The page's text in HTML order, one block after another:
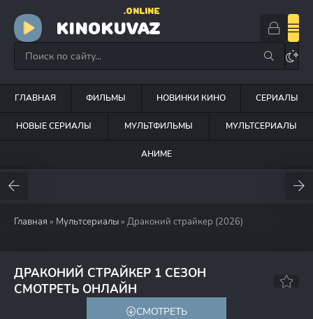
KINOKUVAZ
.ONLINE
ГЛАВНАЯ ФИЛЬМЫ НОВИНКИ КИНО СЕРИАЛЫ
НОВЫЕ СЕРИАЛЫ МУЛЬТФИЛЬМЫ МУЛЬТСЕРИАЛЫ
АНИМЕ
Главная » Мультсериалы » Драконий страйкер (2026)
ДРАКОНИЙ СТРАЙКЕР 1 СЕЗОН
СМОТРЕТЬ ОНЛАЙН
СМОТРЕТЬ